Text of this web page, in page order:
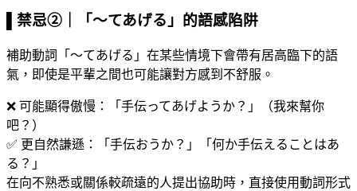
禁忌②｜「～てあげる」的語感陷阱
補助動詞「～てあげる」在某些情境下會帶有居高臨下的語
氣，即使是平輩之間也可能讓對方感到不舒服。
❌ 可能顯得傲慢：「手伝ってあげようか？」（我來幫你
吧？）
✅ 更自然謙遜：「手伝おうか？」「何か手伝えることはあ
る？」
在向不熟悉或關係較疏遠的人提出協助時，直接使用動詞形式